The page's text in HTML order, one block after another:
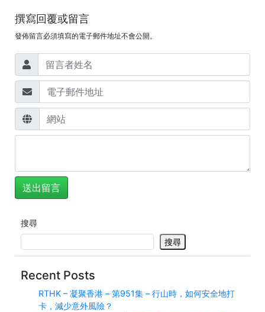
撰寫回覆或留言
發佈留言必須填寫的電子郵件地址不會公開。
搜尋
搜尋
Recent Posts
RTHK – 凝聚香港 – 第951集 – 行山時，如何安全地打
卡，減少意外風險？